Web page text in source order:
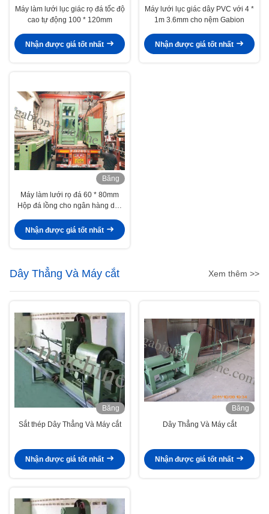
hình
Máy làm lưới lục giác rọ đá tốc độ
cao tự động 100 * 120mm
Nhận được giá tốt nhất
hình
Máy lưới lục giác dây PVC với 4 *
1m 3.6mm cho nệm Gabion
Nhận được giá tốt nhất
Băng
hình
Máy làm lưới rọ đá 60 * 80mm
Hộp đá lồng cho ngân hàng duy
Nhận được giá tốt nhất
Dây Thẳng Và Máy cắt Xem thêm >>
Băng
hình
Sắt thép Dây Thẳng Và Máy cắt
Nhận được giá tốt nhất
Băng
hình
Dây Thẳng Và Máy cắt
Nhận được giá tốt nhất